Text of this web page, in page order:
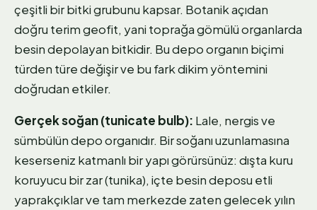
çeşitli bir bitki grubunu kapsar. Botanik açıdan
doğru terim geofit, yani toprağa gömülü organlarda
besin depolayan bitkidir. Bu depo organın biçimi
türden türe değişir ve bu fark dikim yöntemini
doğrudan etkiler.
Gerçek soğan (tunicate bulb): Lale, nergis ve
sümbülün depo organıdır. Bir soğanı uzunlamasına
keserseniz katmanlı bir yapı görürsünüz: dışta kuru
koruyucu bir zar (tunika), içte besin deposu etli
yaprakçıklar ve tam merkezde zaten gelecek yılın